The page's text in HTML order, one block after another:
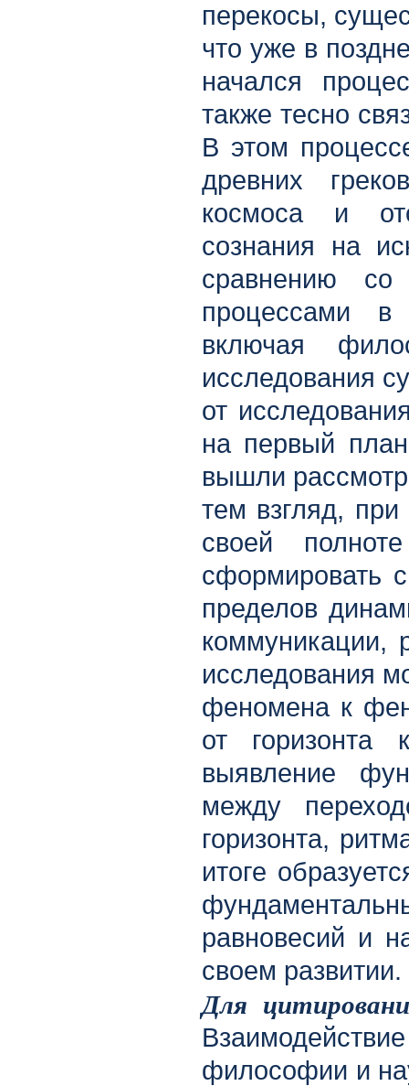
перекосы,
что уже в
начался
также тесно
В этом
древних
космоса и
сознания на
сравнению
процессами
включая
исследования
от
на первый
вышли
тем взгляд,
своей
сформировать
пределов
коммуникации,
исследования
феномена к
от горизонта
выявление
между
горизонта,
итоге
равновесий и
своем развитии.
Для
философии и